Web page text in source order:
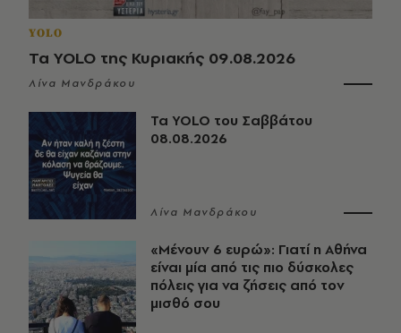
YOLO
Τα YOLO της Κυριακής 09.08.2026
Λίνα Μανδράκου
Τα YOLO του Σαββάτου
08.08.2026
Λίνα Μανδράκου
«Μένουν 6 ευρώ»: Γιατί η Αθήνα
είναι μία από τις πιο δύσκολες
πόλεις για να ζήσεις από τον
μισθό σου